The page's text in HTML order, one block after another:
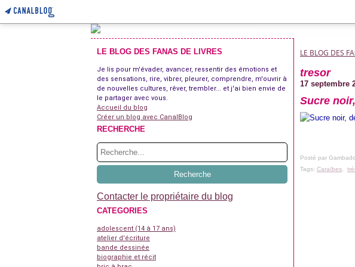
LE BLOG DES FANAS DE LIVRES
Je lis pour m'évader, avancer, ressentir des émotions et
des sensations, rire, vibrer, pleurer, comprendre, m'ouvrir à
de nouvelles cultures, rêver, trembler... et j'ai bien envie de
le partager avec vous.
Accueil du blog
Créer un blog avec CanalBlog
RECHERCHE
Contacter le propriétaire du blog
CATEGORIES
adolescent (14 à 17 ans)
atelier d'écriture
bande dessinée
biographie et récit
LE BLOG DES
tresor
17 septembre
Sucre
Posté par
Tags: Caraïbes